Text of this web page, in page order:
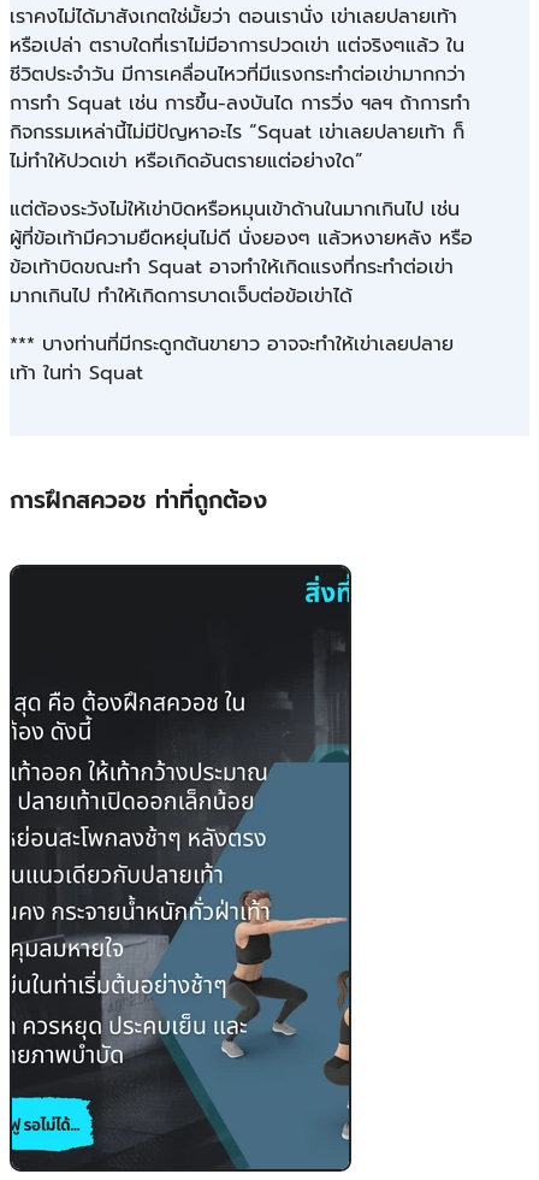
เราคงไม่ได้มาสังเกตใช่มั้ยว่า ตอนเรานั่ง เข่าเลยปลายเท้า
หรือเปล่า ตราบใดที่เราไม่มีอาการปวดเข่า แต่จริงๆแล้ว ใน
ชีวิตประจำวัน มีการเคลื่อนไหวที่มีแรงกระทำต่อเข่ามากกว่า
การทำ Squat เช่น การขึ้น-ลงบันได การวิ่ง ฯลฯ ถ้าการทำ
กิจกรรมเหล่านี้ไม่มีปัญหาอะไร “Squat เข่าเลยปลายเท้า ก็
ไม่ทำให้ปวดเข่า หรือเกิดอันตรายแต่อย่างใด”
แต่ต้องระวังไม่ให้เข่าบิดหรือหมุนเข้าด้านในมากเกินไป เช่น
ผู้ที่ข้อเท้ามีความยืดหยุ่นไม่ดี นั่งยองๆ แล้วหงายหลัง หรือ
ข้อเท้าบิดขณะทำ Squat อาจทำให้เกิดแรงที่กระทำต่อเข่า
มากเกินไป ทำให้เกิดการบาดเจ็บต่อข้อเข่าได้
*** บางท่านที่มีกระดูกต้นขายาว อาจจะทำให้เข่าเลยปลาย
เท้า ในท่า Squat
การ​​ฝึกสควอช ท่าที่ถูกต้อง